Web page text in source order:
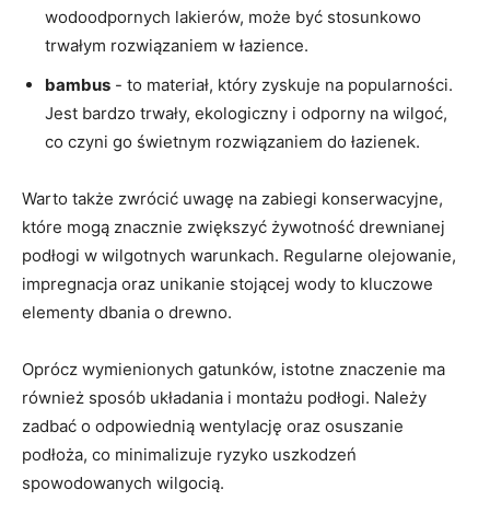
wodoodpornych lakierów, może‌ być stosunkowo
trwałym⁣ rozwiązaniem w łazience.
bambus -‌ to materiał, który ‌zyskuje na popularności.
Jest bardzo trwały, ekologiczny i odporny ⁣na wilgoć,⁣
co czyni go świetnym ‌rozwiązaniem do łazienek.
Warto ​także zwrócić uwagę na‌ zabiegi konserwacyjne,
‍które mogą znacznie zwiększyć żywotność drewnianej
podłogi w ‌wilgotnych ‍warunkach. Regularne ⁣olejowanie,
impregnacja oraz unikanie stojącej wody to⁣ kluczowe
elementy dbania ⁢o drewno.
Oprócz ⁤wymienionych gatunków, istotne znaczenie ma
również sposób układania ​i montażu podłogi. Należy
zadbać o odpowiednią wentylację⁢ oraz osuszanie
podłoża, co⁣ minimalizuje ryzyko ‌uszkodzeń
⁢spowodowanych wilgocią.